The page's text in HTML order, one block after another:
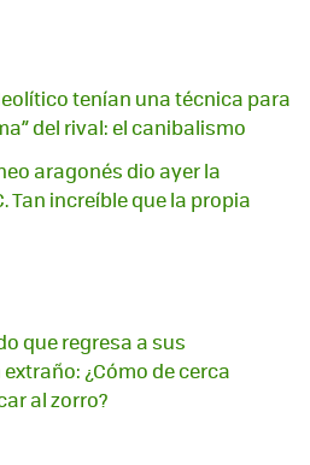
tenían una técnica para
del rival: el canibalismo
aragonés dio ayer la
Tan increíble que la propia
que regresa a sus
¿Cómo de cerca
al zorro?